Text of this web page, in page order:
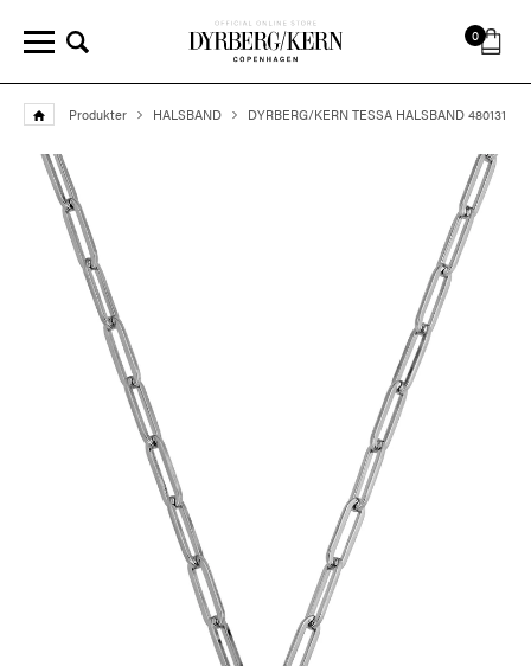
0
Produkter HALSBAND DYRBERG/KERN TESSA HALSBAND 480131